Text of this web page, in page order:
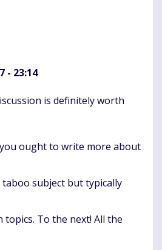
- 23:14
is definitely worth
ought to write more about
subject but typically
topics. To the next! All the